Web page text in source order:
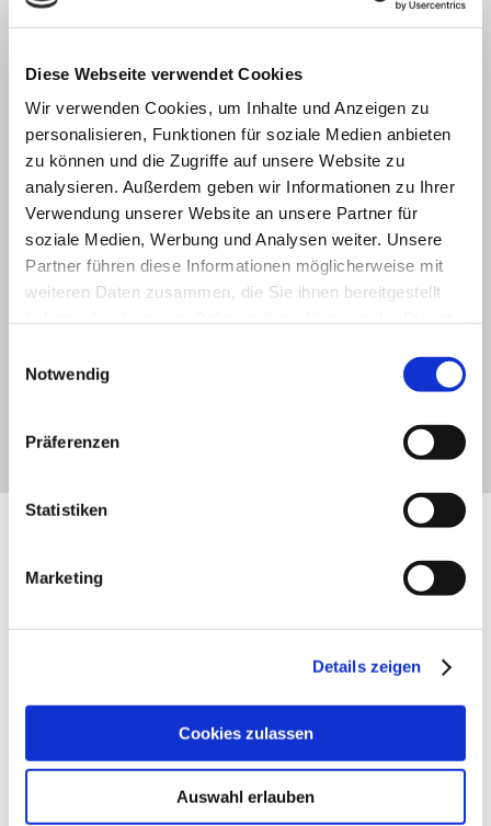
Diese Webseite verwendet Cookies
Wir verwenden Cookies, um Inhalte und Anzeigen zu
personalisieren, Funktionen für soziale Medien anbieten
zu können und die Zugriffe auf unsere Website zu
analysieren. Außerdem geben wir Informationen zu Ihrer
Verwendung unserer Website an unsere Partner für
soziale Medien, Werbung und Analysen weiter. Unsere
Partner führen diese Informationen möglicherweise mit
weiteren Daten zusammen, die Sie ihnen bereitgestellt
Notwendig
Präferenzen
Statistiken
Marketing
Details zeigen
Cookies zulassen
Auswahl erlauben
Zweitmeinung
Als gesetzlich Versicherte können Sie Ihren Arzt frei
wählen und bei Behandlungen einen weiteren
Mediziner zu Rate zu ziehen. Wenn Sie von uns
eine Zweitmeinung einholen möchten, informieren
Sie zunächst den behandelnden Arzt darüber und
bitten um Aushändigung von Berichten,
Laborwerten und Ergebnissen von Röntgenunter­
suchungen. Einen Sprechstunden­termin können
Ich bekomme ein Baby
Onkologische Ambulanz